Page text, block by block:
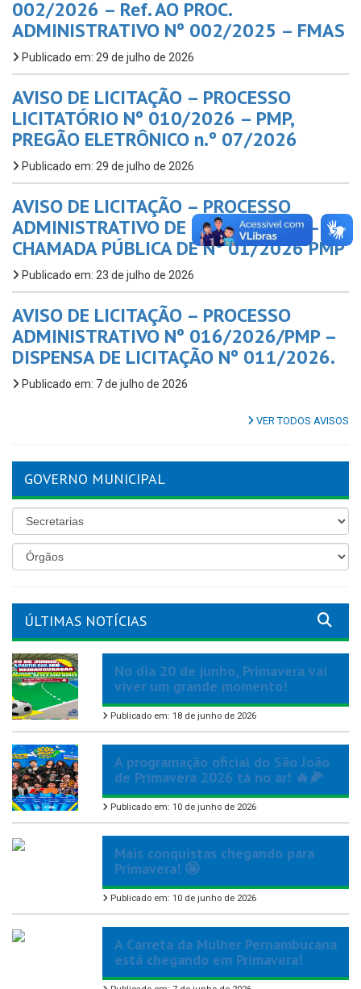
002/2026 – Ref. AO PROC.
ADMINISTRATIVO Nº 002/2025 – FMAS
Publicado em: 29 de julho de 2026
AVISO DE LICITAÇÃO – PROCESSO
LICITATÓRIO Nº 010/2026 – PMP,
PREGÃO ELETRÔNICO n.º 07/2026
Publicado em: 29 de julho de 2026
AVISO DE LICITAÇÃO – PROCESSO
ADMINISTRATIVO DE Nº 017/2026 –
CHAMADA PÚBLICA DE Nº 01/2026 PMP
Publicado em: 23 de julho de 2026
AVISO DE LICITAÇÃO – PROCESSO
ADMINISTRATIVO Nº 016/2026/PMP –
DISPENSA DE LICITAÇÃO Nº 011/2026.
Publicado em: 7 de julho de 2026
VER TODOS AVISOS
GOVERNO MUNICIPAL
ÚLTIMAS NOTÍCIAS
No dia 20 de junho, Primavera vai
viver um grande momento!
Publicado em: 18 de junho de 2026
A programação oficial do São João
de Primavera 2026 tá no ar! 🔥🌽
Publicado em: 10 de junho de 2026
Mais conquistas chegando para
Primavera! 🤩
Publicado em: 10 de junho de 2026
A Carreta da Mulher Pernambucana
está chegando em Primavera!